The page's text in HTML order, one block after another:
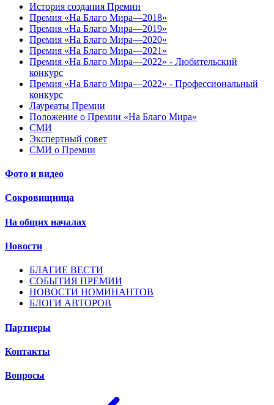
История создания Премии
Премия «На Благо Мира—2018»
Премия «На Благо Мира—2019»
Премия «На Благо Мира—2020»
Премия «На Благо Мира—2021»
Премия «На Благо Мира—2022» - Любительский
конкурс
Премия «На Благо Мира—2022» - Профессиональный
конкурс
Лауреаты Премии
Положение о Премии «На Благо Мира»
СМИ
Экспертный совет
СМИ о Премии
Фото и видео
Сокровищница
На общих началах
Новости
БЛАГИЕ ВЕСТИ
СОБЫТИЯ ПРЕМИИ
НОВОСТИ НОМИНАНТОВ
БЛОГИ АВТОРОВ
Партнеры
Контакты
Вопросы